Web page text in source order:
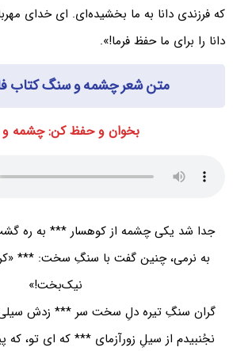
که فرزندی دانا به ما بخشیده‌ای. ای خدای
دانا را برای ما حفظ فرما!».
متن شعر چشمه و سنگ کتاب
بخوان و حفظ کن: چشمه
جدا شد یکی چشمه از کوهسار *** به ره
به نرمی، چنین گفت با سنگِ سخت: ***
نیک‌بخت!»
گران سنگِ تیره دلِ سخت سر *** زدش
نجُنبیدم از سیلِ زورآزمای *** که ای تو،